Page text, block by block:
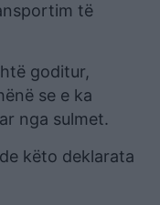
të
goditur,
se e ka
nga sulmet.
këto deklarata